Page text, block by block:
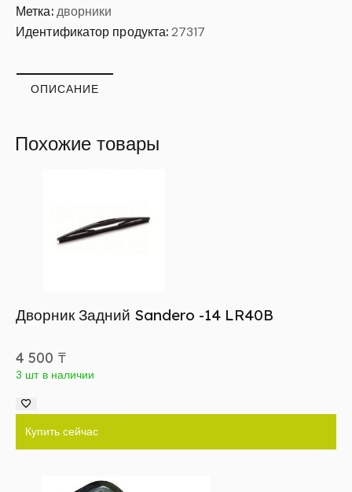
Метка: дворники
Идентификатор продукта:27317
ОПИСАНИЕ
Похожие товары
Дворник Задний Sandero -14 LR40B
4 500 ₸
3 шт в наличии
Купить сейчас